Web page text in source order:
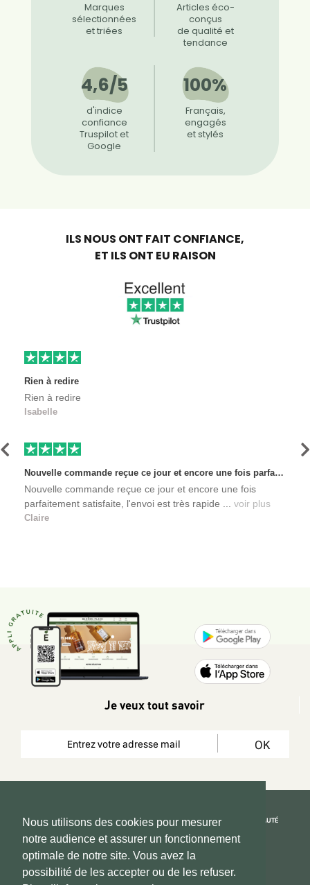
Nous utilisons des cookies pour mesurer
notre audience et assurer un fonctionnement
optimale de notre site. Vous avez la
possibilité de les accepter ou de les refuser.
Marques
sélectionnées
et triées
Articles éco-
conçus
de qualité et
tendance
4,6/5
d'indice
confiance
Truspilot et
Google
100%
Français,
engagés
et stylés
ILS NOUS ONT FAIT CONFIANCE,
ET ILS ONT EU RAISON
Rien à redire
Rien à redire
Isabelle
Nouvelle commande reçue ce jour et encore une fois parfaitement satisfaite, l'envoi est très rapide et les produits sont toujours conditionnés de manière personnalisés. L'avantage de commander auprès de créateurs indépendants.
Nouvelle commande reçue ce jour et encore une fois
parfaitement satisfaite, l'envoi est très rapide ... voir plus
Claire
Précédent
Je veux tout savoir
OK
Copyright 2026 © www.hadeen-place.fr
Based on Kate&You MarketPlace’ solution
REJOIGNEZ LA COMMUNAUTÉ